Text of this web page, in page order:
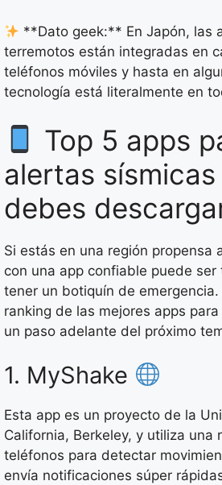
**Dato geek:** En Japón, las
terremotos están integradas en
teléfonos móviles y hasta en
tecnología está literalmente en
Top 5 apps
alertas sísmicas
debes
Si estás en una región propensa
con una app confiable puede ser
tener un botiquín de
ranking de las mejores apps
un paso adelante del próximo
1. MyShake
Esta app es un proyecto de la
California, Berkeley, y utiliza una
teléfonos para detectar
envía notificaciones súper